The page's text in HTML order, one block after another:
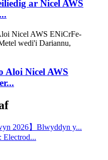
ar Nicel AWS
Aloi Nicel AWS
2026】Blwyddyn y...
Electrod...